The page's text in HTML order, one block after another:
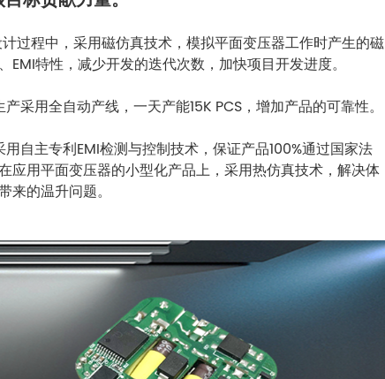
计过程中，采用磁仿真技术，模拟平面变压器工作时产生的磁
EMI特性，减少开发的迭代次数，加快项目开发进度。
产采用全自动产线，一天产能15K PCS，增加产品的可靠性。
用自主专利EMI检测与控制技术，保证产品100%通过国家法
应用平面变压器的小型化产品上，采用热仿真技术，解决体
来的温升问题。